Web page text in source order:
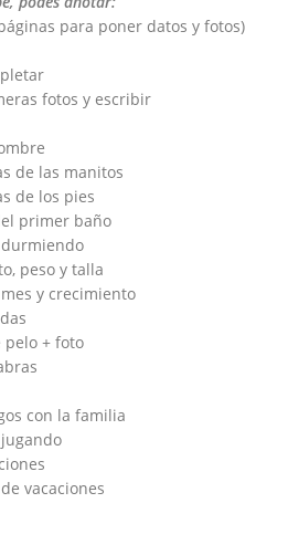
para poner datos y fotos)
fotos y escribir
de las manitos
de los pies
primer baño
durmiendo
peso y talla
y crecimiento
pelo + foto
con la familia
vacaciones